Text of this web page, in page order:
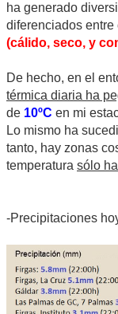
ha generado
diferenciados entre
(cálido, seco, y
De hecho, en el
térmica diaria ha
de 10ºC en mi
Lo mismo ha
tanto, hay zonas
temperatura sólo
-Precipitaciones